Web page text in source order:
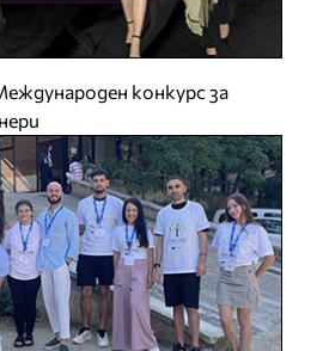
конкурс за